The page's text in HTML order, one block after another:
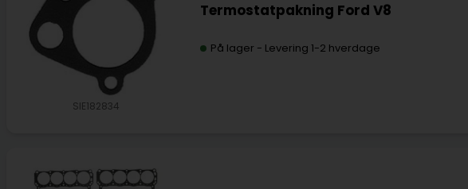
SIE182834
Termostatpakning Ford V8
På lager - Levering 1-2 hverdage